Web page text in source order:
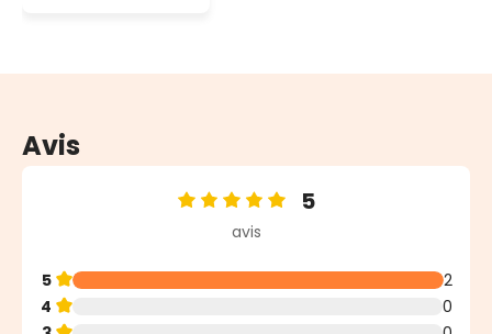
Avis
Note moyenne de 5 sur 5 étoiles
5
avis
5
2
4
0